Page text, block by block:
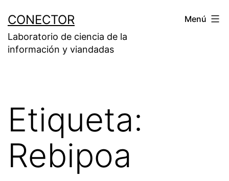
contenido
CONECTOR
Laboratorio de ciencia de la
información y viandadas
Menú
Etiqueta:
Rebipoa